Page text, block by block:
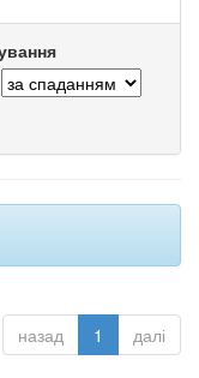
назад 1 далі